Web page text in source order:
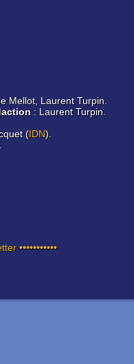
Mellot, Laurent Turpin.
: Laurent Turpin.
(IDN).
•••••••••••